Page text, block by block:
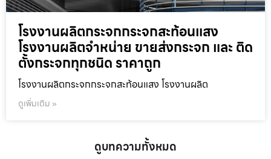
โรงงานผลิตกระจกกระจกสะท้อนแสง
โรงงานผลิตจำหน่าย ขายส่งกระจก และ ติด
ตั้งกระจกทุกชนิด ราคาถูก
โรงงานผลิตกระจกกระจกสะท้อนแสง โรงงานผลิต
ดูเพิ่มเติม »
ดูบทความทั้งหมด